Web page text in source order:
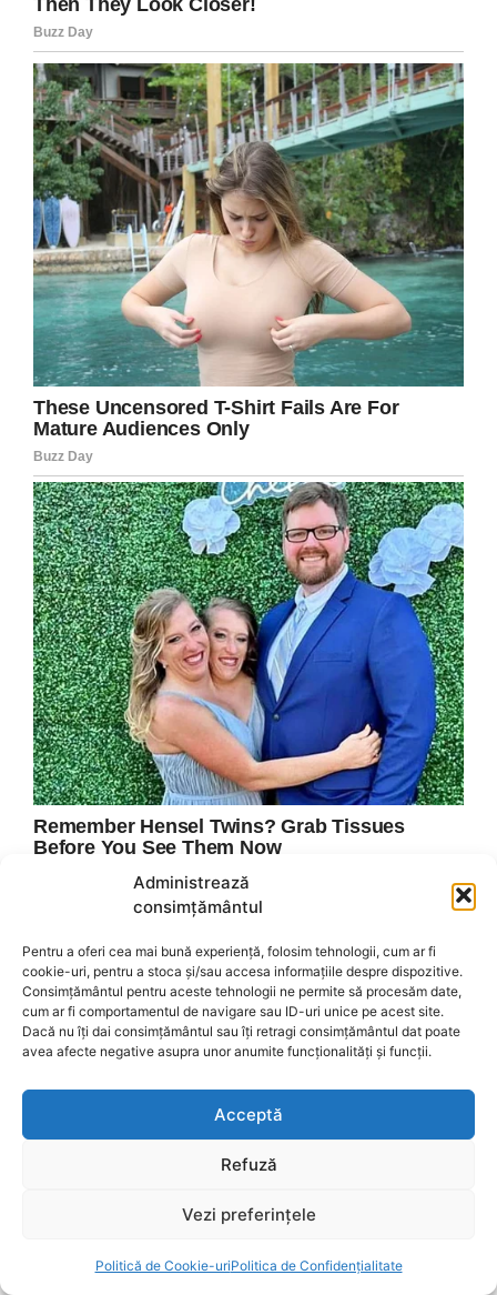
Administrează
consimțământul
Pentru a oferi cea mai bună experiență, folosim tehnologii, cum ar fi
cookie-uri, pentru a stoca și/sau accesa informațiile despre dispozitive.
Consimțământul pentru aceste tehnologii ne permite să procesăm date,
cum ar fi comportamentul de navigare sau ID-uri unice pe acest site.
Dacă nu îți dai consimțământul sau îți retragi consimțământul dat poate
avea afecte negative asupra unor anumite funcționalități și funcții.
Acceptă
Refuză
Vezi preferințele
Politică de Cookie-uriPolitica de Confidențialitate